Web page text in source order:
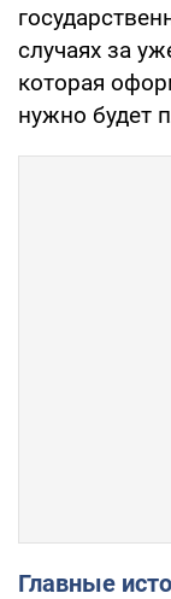
случаях за
которая
нужно будет
Главные